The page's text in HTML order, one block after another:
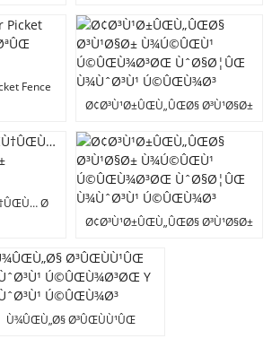
Fence
Ø¢Ø³Ù¹Ø±ÛŒÙ„ÛŒØ§ Ø³Ù¹Ø§Ø±
ÙˆØ§Ø¦ÛŒ Ù¾ÙˆØ³Ù¹
Ú©ÛŒÙ¾Ø³
Ø
Ø¢Ø³Ù¹Ø±ÛŒÙ„ÛŒØ§ Ø³Ù¹Ø§Ø±
ÙˆØ§Ø¦ÛŒ Ù¾ÙˆØ³Ù¹
Ú©ÛŒÙ¾Ø³
Ù¾ÛŒÙ„Ø§ Ø³ÛŒÙÙ¹ÛŒ